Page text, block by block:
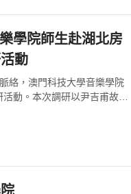
學院師生赴湖北房
動
絡，澳門科技大學音樂學院
動。本次調研以尹吉甫故里